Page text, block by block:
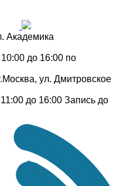
Академика
до 16:00 по
ул. Дмитровское
до 16:00 Запись до